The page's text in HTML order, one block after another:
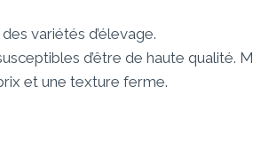
variétés d’élevage.
d’être de haute qualité.
et une texture ferme.